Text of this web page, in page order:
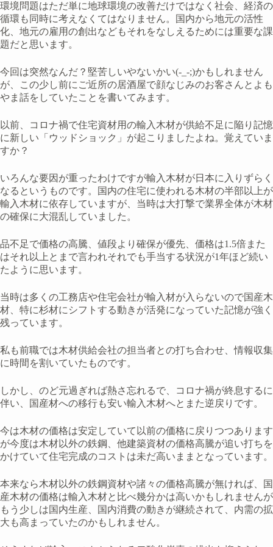
環境問題はただ単に地球環境の改善だけではなく社会、経済の
循環も同時に考えなくてはなりません。国内から地元の活性
化、地元の雇用の創出などもそれをなしえるためには重要な課
題だと思います。
今回は突然なんだ？堅苦しいやないかい(-_-;)かもしれません
が、この少し前にご近所の居酒屋で顔なじみのお客さんとよも
やま話をしていたことを書いてみます。
以前、コロナ禍で住宅資材用の輸入木材が供給不足に陥り記憶
に新しい「ウッドショック」が起こりましたよね。覚えていま
すか？
いろんな要因が重ったわけですが輸入木材が日本に入りずらく
なるというものです。国内の住宅に使われる木材の半部以上が
輸入木材に依存していますが、当時は大打撃で業界全体が木材
の確保に大混乱していました。
品不足で価格の高騰、値段より確保が優先、価格は1.5倍また
はそれ以上とまで言われそれでも手当する状況が1年ほど続い
たように思います。
当時は多くの工務店や住宅会社が輸入材が入らないので国産木
材、特に杉材にシフトする動きが活発になっていた記憶が強く
残っています。
私も前職では木材供給会社の担当者との打ち合わせ、情報収集
に時間を割いていたものです。
しかし、のど元過ぎれば熱さ忘れるで、コロナ禍が終息するに
伴い、国産材への移行も安い輸入木材へとまた逆戻りです。
今は木材の価格は安定していて以前の価格に戻りつつあります
が今度は木材以外の鉄鋼、他建築資材の価格高騰が追い打ちを
かけていて住宅完成のコストは未だ高いままとなっています。
本来なら木材以外の鉄鋼資材や諸々の価格高騰が無ければ、国
産木材の価格は輸入木材と比べ幾分かは高いかもしれませんが
もう少しは国内生産、国内消費の動きが継続されて、内需の拡
大も高まっていたのかもしれません。